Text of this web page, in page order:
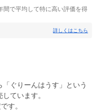
間で平均して特に高い評価を得
詳しくはこちら
ぐりーんはうす」という
ています。
す。